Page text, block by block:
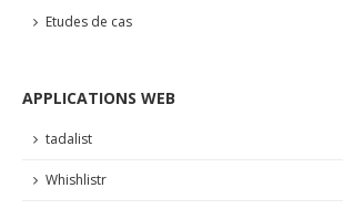
Etudes de cas
APPLICATIONS WEB
tadalist
Whishlistr